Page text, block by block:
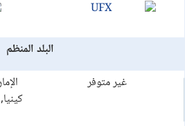
البلد المنظم
غير متوفر